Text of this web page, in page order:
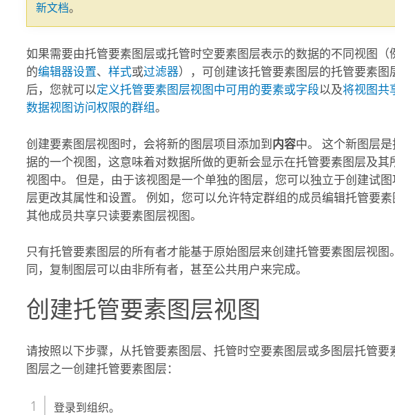
新文档。
如果需要由托管要素图层或托管时空要素图层表示的数据的不同视图（
的编辑器设置、样式或过滤器），可创建该托管要素图层的托管要素图
后，您就可以定义托管要素图层视图中可用的要素或字段以及将视图共
数据视图访问权限的群组。
创建要素图层视图时，会将新的图层项目添加到 内容中。 这个新图层
据的一个视图，这意味着对数据所做的更新会显示在托管要素图层及其
视图中。 但是，由于该视图是一个单独的图层，您可以独立于创建试
层更改其属性和设置。例如，您可以允许特定群组的成员编辑托管要
其他成员共享只读要素图层视图。
只有托管要素图层的所有者才能基于原始图层来创建托管要素图层视图
同，复制图层可以由非所有者，甚至公共用户来完成。
创建托管要素图层视图
请按照以下步骤，从托管要素图层、托管时空要素图层或多图层托管要
图层之一创建托管要素图层：
登录到组织。